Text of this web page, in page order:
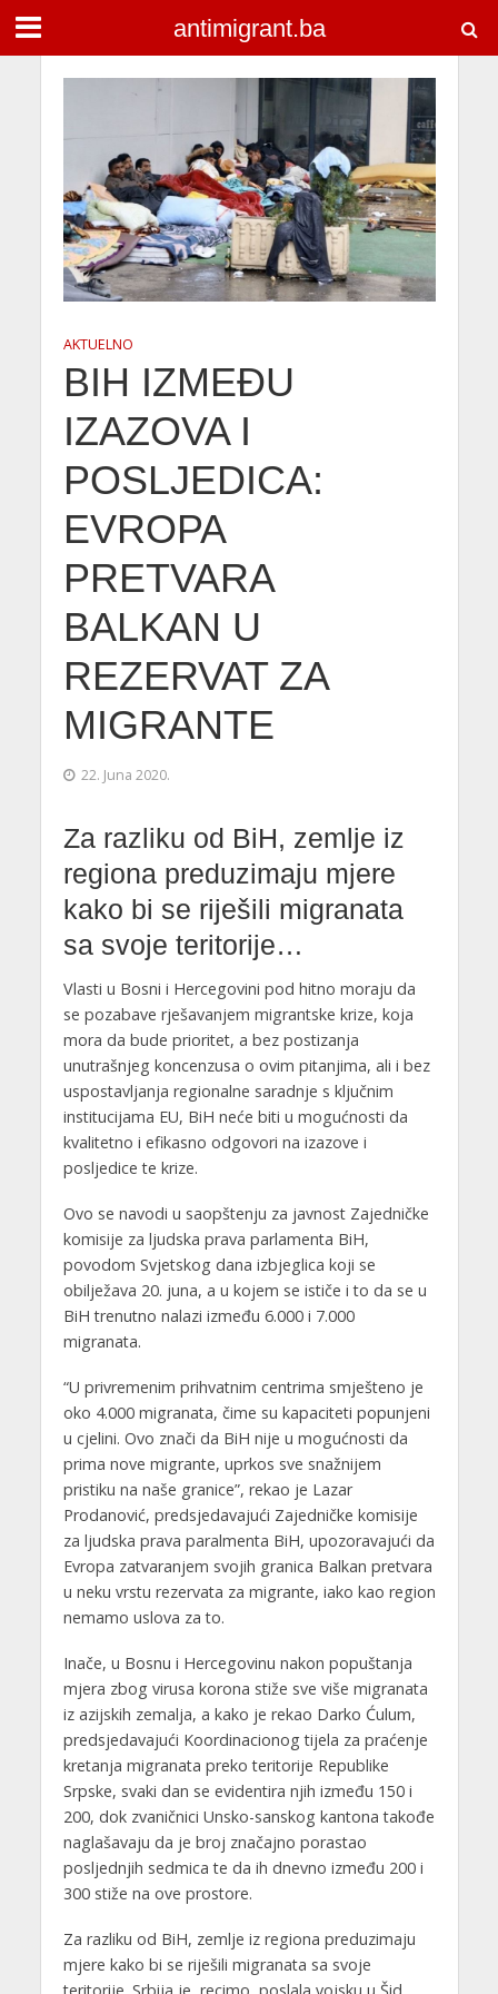
antimigrant.ba
AKTUELNO
BIH IZMEĐU
IZAZOVA I
POSLJEDICA:
EVROPA
PRETVARA
BALKAN U
REZERVAT ZA
MIGRANTE
22. Juna 2020.
Za razliku od BiH, zemlje iz
regiona preduzimaju mjere
kako bi se riješili migranata
sa svoje teritorije…
Vlasti u Bosni i Hercegovini pod hitno moraju da
se pozabave rješavanjem migrantske krize, koja
mora da bude prioritet, a bez postizanja
unutrašnjeg koncenzusa o ovim pitanjima, ali i bez
uspostavljanja regionalne saradnje s ključnim
institucijama EU, BiH neće biti u mogućnosti da
kvalitetno i efikasno odgovori na izazove i
posljedice te krize.
Ovo se navodi u saopštenju za javnost Zajedničke
komisije za ljudska prava parlamenta BiH,
povodom Svjetskog dana izbjeglica koji se
obilježava 20. juna, a u kojem se ističe i to da se u
BiH trenutno nalazi između 6.000 i 7.000
migranata.
“U privremenim prihvatnim centrima smješteno je
oko 4.000 migranata, čime su kapaciteti popunjeni
u cjelini. Ovo znači da BiH nije u mogućnosti da
prima nove migrante, uprkos sve snažnijem
pristiku na naše granice”, rekao je Lazar
Prodanović, predsjedavajući Zajedničke komisije
za ljudska prava paralmenta BiH, upozoravajući da
Evropa zatvaranjem svojih granica Balkan pretvara
u neku vrstu rezervata za migrante, iako kao region
nemamo uslova za to.
Inače, u Bosnu i Hercegovinu nakon popuštanja
mjera zbog virusa korona stiže sve više migranata
iz azijskih zemalja, a kako je rekao Darko Ćulum,
predsjedavajući Koordinacionog tijela za praćenje
kretanja migranata preko teritorije Republike
Srpske, svaki dan se evidentira njih između 150 i
200, dok zvaničnici Unsko-sanskog kantona takođe
naglašavaju da je broj značajno porastao
posljednjih sedmica te da ih dnevno između 200 i
300 stiže na ove prostore.
Za razliku od BiH, zemlje iz regiona preduzimaju
mjere kako bi se riješili migranata sa svoje